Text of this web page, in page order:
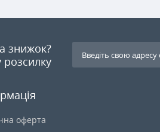
знижок?
оферта